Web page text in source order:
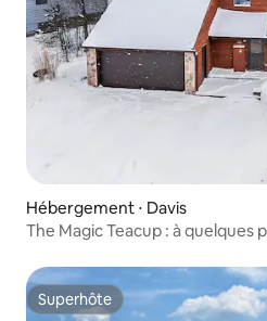
Hébergement ⋅ Davis
The Magic Teacup : à quelques
Superhôte
Superhôte